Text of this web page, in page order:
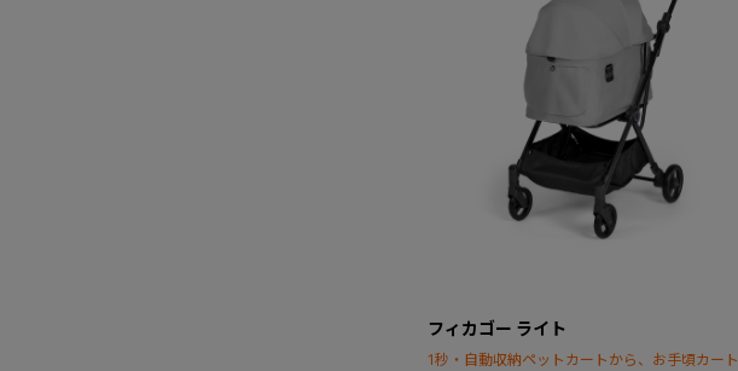
フィカゴー ライト
1秒・自動収納ペットカートから、お手頃カート